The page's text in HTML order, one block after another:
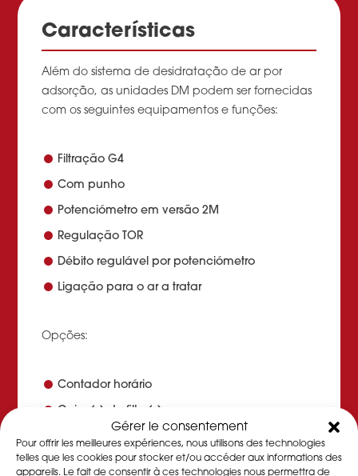
Gérer le consentement
Pour offrir les meilleures expériences, nous utilisons des technologies
telles que les cookies pour stocker et/ou accéder aux informations des
appareils. Le fait de consentir à ces technologies nous permettra de
Características
Além do sistema de desidratação de ar por
adsorção, as unidades DM podem ser fornecidas
com os seguintes equipamentos e funções:
Filtração G4
Com punho
Potenciómetro em versão 2M
Regulação TOR
Débito regulável por potenciómetro
Ligação para o ar a tratar
Opções:
Contador horário
Caixa(s) de filtro(s)
Isolamento térmico de 19 mm
Chassis e rodízios